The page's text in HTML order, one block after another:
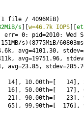
file / 4096MiB)
s w=46.7k IOPS][
0: pid=2010: Wed
s)(8775MiB/
avg=4101.30,
avg=19751.96,
10.00th=[   14],
50.00th=[   17],
90.00th=[   23],
99.90th=[  176],